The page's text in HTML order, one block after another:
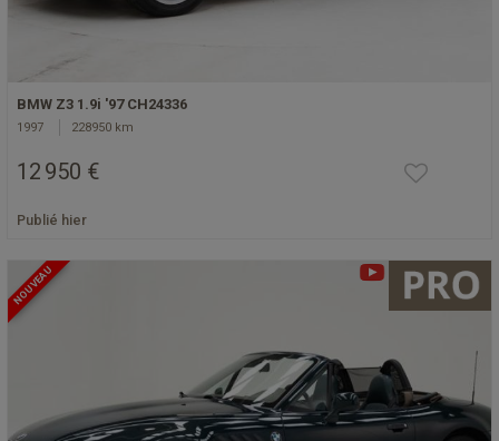
BMW Z3 1.9i '97 CH24336
1997 228950 km
12 950 €
Publié hier
NOUVEAU